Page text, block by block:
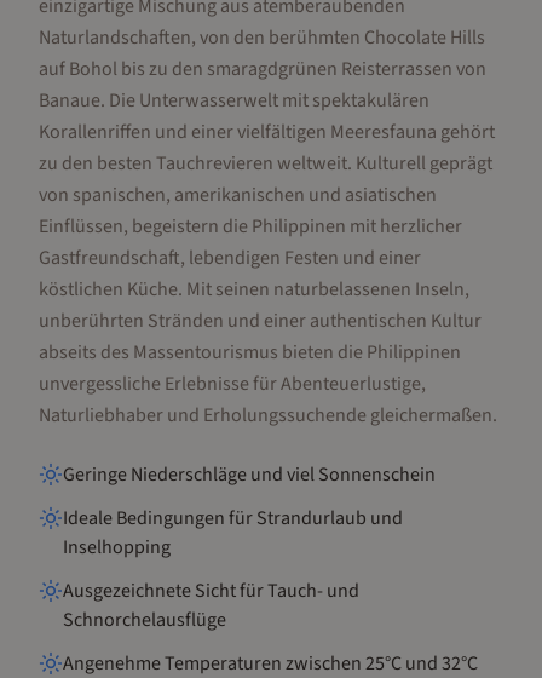
einzigartige Mischung aus atemberaubenden
Naturlandschaften, von den berühmten Chocolate Hills
auf Bohol bis zu den smaragdgrünen Reisterrassen von
Banaue. Die Unterwasserwelt mit spektakulären
Korallenriffen und einer vielfältigen Meeresfauna gehört
zu den besten Tauchrevieren weltweit. Kulturell geprägt
von spanischen, amerikanischen und asiatischen
Einflüssen, begeistern die Philippinen mit herzlicher
Gastfreundschaft, lebendigen Festen und einer
köstlichen Küche. Mit seinen naturbelassenen Inseln,
unberührten Stränden und einer authentischen Kultur
abseits des Massentourismus bieten die Philippinen
unvergessliche Erlebnisse für Abenteuerlustige,
Naturliebhaber und Erholungssuchende gleichermaßen.
Geringe Niederschläge und viel Sonnenschein
Ideale Bedingungen für Strandurlaub und
Inselhopping
Ausgezeichnete Sicht für Tauch- und
Schnorchelausflüge
Angenehme Temperaturen zwischen 25°C und 32°C